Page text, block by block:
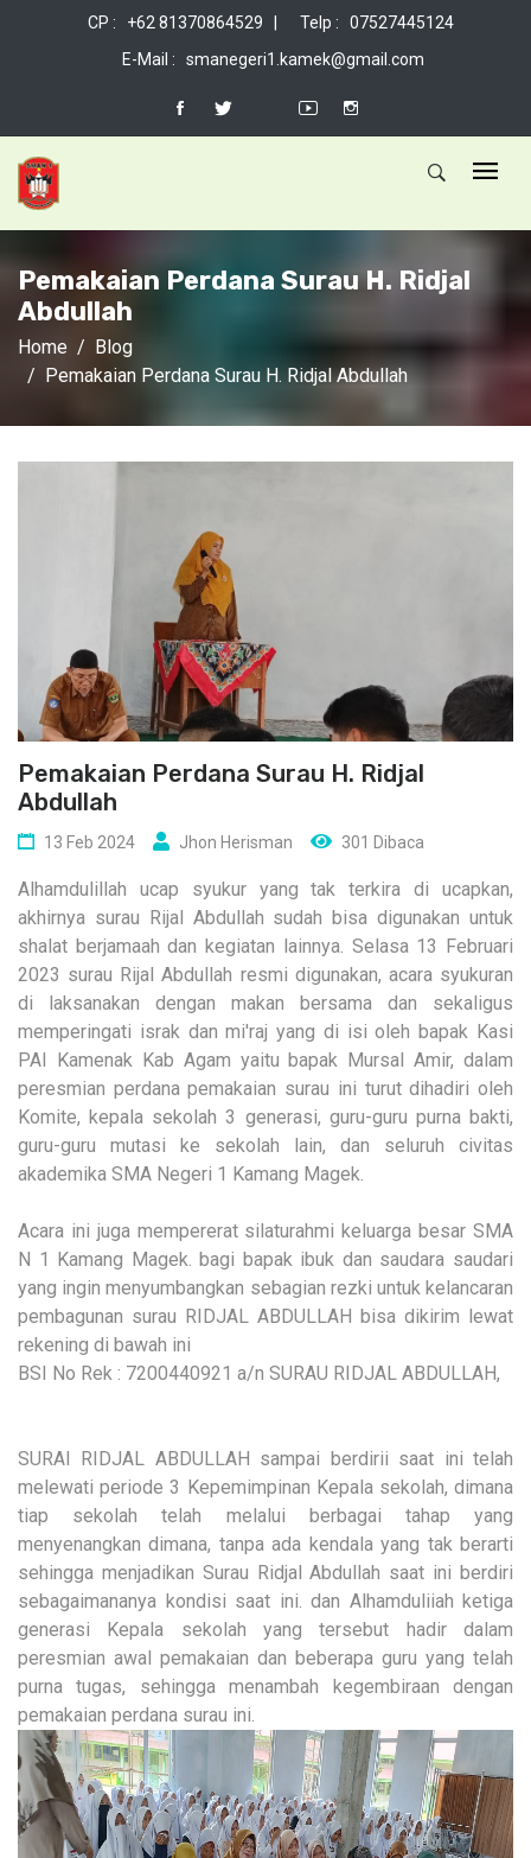
CP : +62 81370864529 |
Telp : 07527445124
E-Mail : smanegeri1.kamek@gmail.com
Pemakaian Perdana Surau H. Ridjal
Abdullah
Home
Blog
Pemakaian Perdana Surau H. Ridjal Abdullah
Pemakaian Perdana Surau H. Ridjal
Abdullah
13 Feb 2024 Jhon Herisman 301 Dibaca
Alhamdulillah ucap syukur yang tak terkira di ucapkan,
akhirnya surau Rijal Abdullah sudah bisa digunakan untuk
shalat berjamaah dan kegiatan lainnya. Selasa 13 Februari
2023 surau Rijal Abdullah resmi digunakan, acara syukuran
di laksanakan dengan makan bersama dan sekaligus
memperingati israk dan mi'raj yang di isi oleh bapak Kasi
PAI Kamenak Kab Agam yaitu bapak Mursal Amir, dalam
peresmian perdana pemakaian surau ini turut dihadiri oleh
Komite, kepala sekolah 3 generasi, guru-guru purna bakti,
guru-guru mutasi ke sekolah lain, dan seluruh civitas
akademika SMA Negeri 1 Kamang Magek.
Acara ini juga mempererat silaturahmi keluarga besar SMA
N 1 Kamang Magek. bagi bapak ibuk dan saudara saudari
yang ingin menyumbangkan sebagian rezki untuk kelancaran
pembagunan surau RIDJAL ABDULLAH bisa dikirim lewat
rekening di bawah ini
BSI No Rek : 7200440921 a/n SURAU RIDJAL ABDULLAH,
SURAI RIDJAL ABDULLAH sampai berdirii saat ini telah
melewati periode 3 Kepemimpinan Kepala sekolah, dimana
tiap sekolah telah melalui berbagai tahap yang
menyenangkan dimana, tanpa ada kendala yang tak berarti
sehingga menjadikan Surau Ridjal Abdullah saat ini berdiri
sebagaimananya kondisi saat ini. dan Alhamduliiah ketiga
generasi Kepala sekolah yang tersebut hadir dalam
peresmian awal pemakaian dan beberapa guru yang telah
purna tugas, sehingga menambah kegembiraan dengan
pemakaian perdana surau ini.